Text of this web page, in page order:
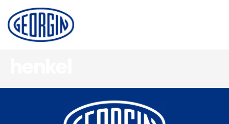
Panneau de gestion des cookies